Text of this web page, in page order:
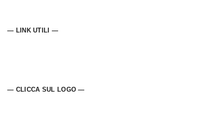
— LINK UTILI —
— CLICCA SUL LOGO —